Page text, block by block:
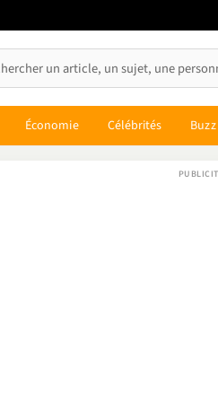
Économie Célébrités Buzz